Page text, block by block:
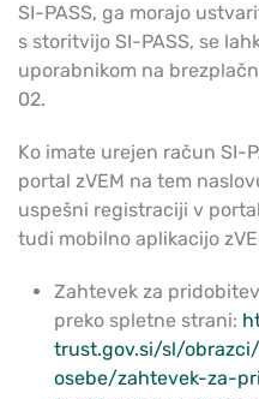
SI-PASS, ga morajo
s storitvijo SI-PASS, se
uporabnikom na
02.
Ko imate urejen račun SI-
portal zVEM na tem
uspešni registraciji v
tudi mobilno aplikacijo
Zahtevek za
preko spletne strani:
trust.gov.si/sl/
osebe/zahtevek-za-